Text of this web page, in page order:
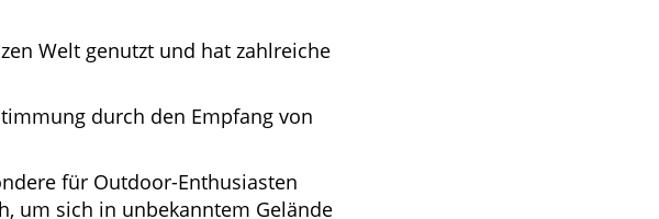
Welt genutzt und hat zahlreiche
durch den Empfang von
für Outdoor-Enthusiasten
um sich in unbekanntem Gelände